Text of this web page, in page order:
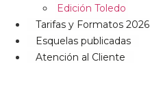
Edición Toledo
Tarifas y Formatos 2026
Esquelas publicadas
Atención al Cliente